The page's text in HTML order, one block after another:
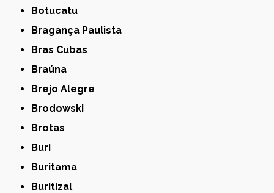
Botucatu
Bragança Paulista
Bras Cubas
Braúna
Brejo Alegre
Brodowski
Brotas
Buri
Buritama
Buritizal